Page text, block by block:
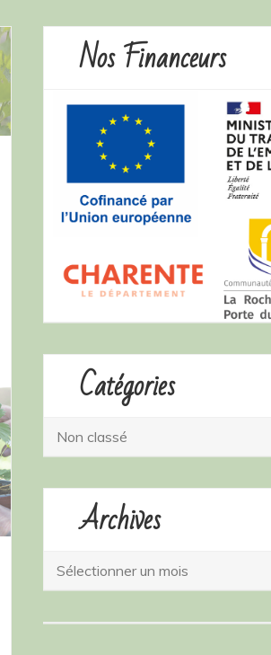
Nos Financeurs
Catégories
Catégories
Archives
Archives